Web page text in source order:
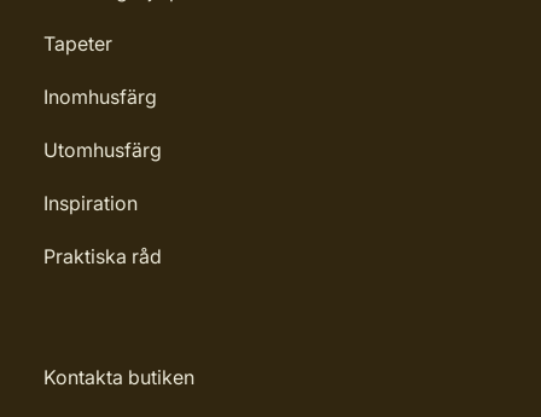
Tapeter
Inomhusfärg
Utomhusfärg
Inspiration
Praktiska råd
Kontakta butiken